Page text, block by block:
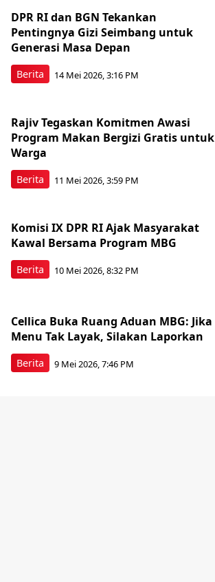
Berita
DPR RI dan BGN Tekankan
Pentingnya Gizi Seimbang untuk
Generasi Masa Depan
14 Mei 2026, 3:16 PM
Berita
Rajiv Tegaskan Komitmen Awasi
Program Makan Bergizi Gratis untuk
Warga
11 Mei 2026, 3:59 PM
Berita
Komisi IX DPR RI Ajak Masyarakat
Kawal Bersama Program MBG
10 Mei 2026, 8:32 PM
Berita
Cellica Buka Ruang Aduan MBG: Jika
Menu Tak Layak, Silakan Laporkan
9 Mei 2026, 7:46 PM